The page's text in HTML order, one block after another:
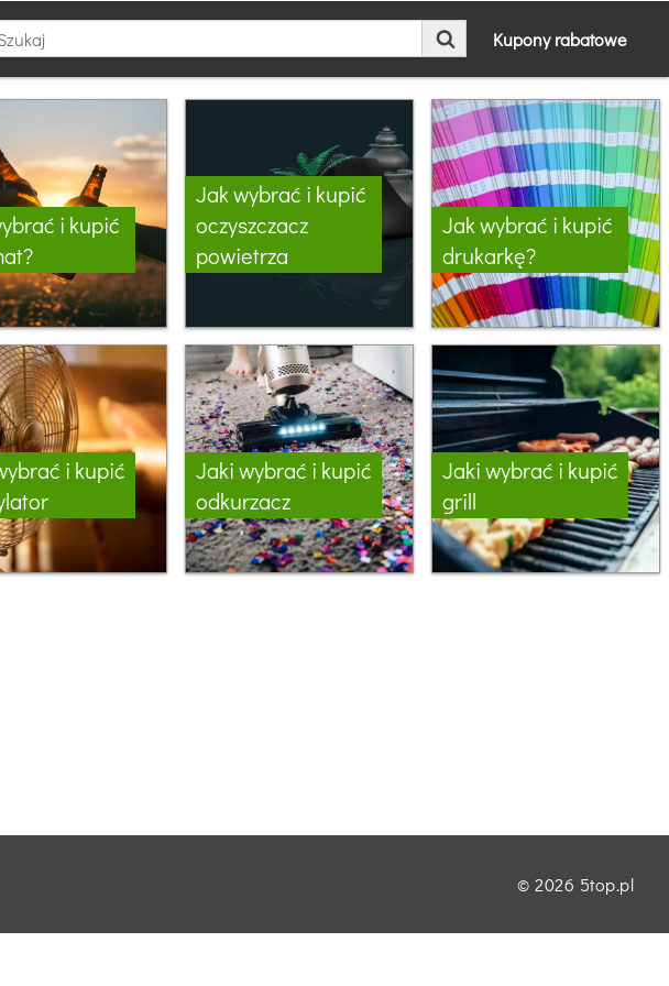
Kupony rabatowe
i kupić
Jak wybrać i kupić
oczyszczacz
powietrza
Jak wybrać i kupić
drukarkę?
i kupić
Jaki wybrać i kupić
odkurzacz
Jaki wybrać i kupić
grill
© 2026 5top.pl